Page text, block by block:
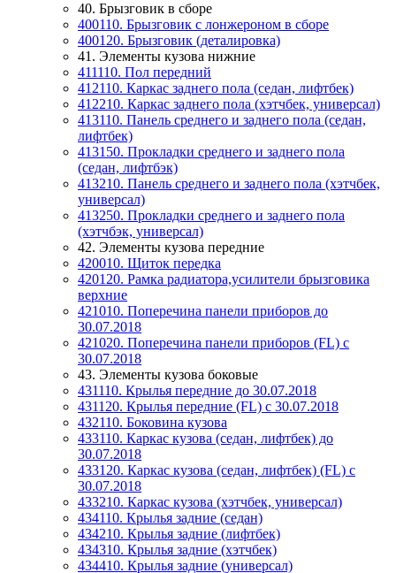
40. Брызговик в сборе
400110. Брызговик с лонжероном в сборе
400120. Брызговик (деталировка)
41. Элементы кузова нижние
411110. Пол передний
412110. Каркас заднего пола (седан, лифтбек)
412210. Каркас заднего пола (хэтчбек, универсал)
413110. Панель среднего и заднего пола (седан,
лифтбек)
413150. Прокладки среднего и заднего пола
(седан, лифтбэк)
413210. Панель среднего и заднего пола (хэтчбек,
универсал)
413250. Прокладки среднего и заднего пола
(хэтчбэк, универсал)
42. Элементы кузова передние
420010. Щиток передка
420120. Рамка радиатора,усилители брызговика
верхние
421010. Поперечина панели приборов до
30.07.2018
421020. Поперечина панели приборов (FL) с
30.07.2018
43. Элементы кузова боковые
431110. Крылья передние до 30.07.2018
431120. Крылья передние (FL) с 30.07.2018
432110. Боковина кузова
433110. Каркас кузова (седан, лифтбек) до
30.07.2018
433120. Каркас кузова (седан, лифтбек) (FL) с
30.07.2018
433210. Каркас кузова (хэтчбек, универсал)
434110. Крылья задние (седан)
434210. Крылья задние (лифтбек)
434310. Крылья задние (хэтчбек)
434410. Крылья задние (универсал)